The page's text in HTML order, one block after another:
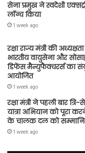
सेना प्रमुख ने स्वदेशी
लॉन्च किया
1 week ago
रक्षा राज्य मंत्री की
भारतीय वायुसेना और
डिफेंस मैन्युफैक्चरर्स का
आयोजित
1 week ago
रक्षा मंत्री ने पहली बार
यात्रा अभियान को पूरा
के चालक दल को
1 week ago